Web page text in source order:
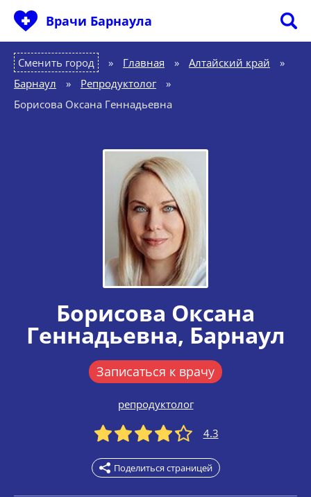
Врачи Барнаула
Сменить город Главная » Алтайский край
»
Барнаул
» Репродуктолог
»
Борисова Оксана Геннадьевна
Борисова Оксана
Геннадьевна, Барнаул
Записаться к врачу
репродуктолог
4.3
Поделиться страницей